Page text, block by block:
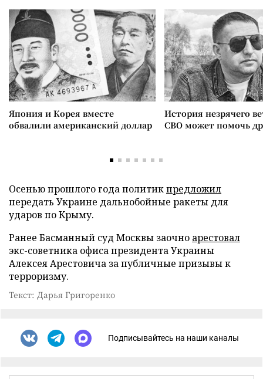
Япония и Корея вместе
обвалили американский доллар
История незрячего
СВО может помочь
Осенью прошлого года политикпредложил
передать Украине дальнобойные ракеты для
ударов по Крыму.
Ранее Басманный суд Москвы заочно арестовал
экс-советника офиса президента Украины
Алексея Арестовича за публичные призывы к
терроризму.
Текст: Дарья Григоренко
Подписывайтесь на наши каналы